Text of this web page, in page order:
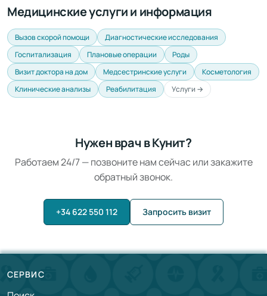
Медицинские услуги и информация
Вызов скорой помощи
Диагностические исследования
Госпитализация
Плановые операции
Роды
Визит доктора на дом
Медсестринские услуги
Косметология
Клинические анализы
Реабилитация Услуги →
Нужен врач в Кунит?
Работаем 24/7 — позвоните нам сейчас или закажите
обратный звонок.
+34 622 550 112 Запросить визит
СЕРВИС